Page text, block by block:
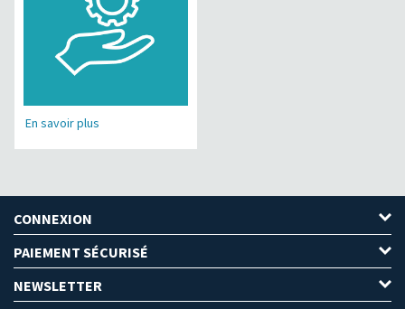
En savoir plus
CONNEXION
PAIEMENT SÉCURISÉ
NEWSLETTER